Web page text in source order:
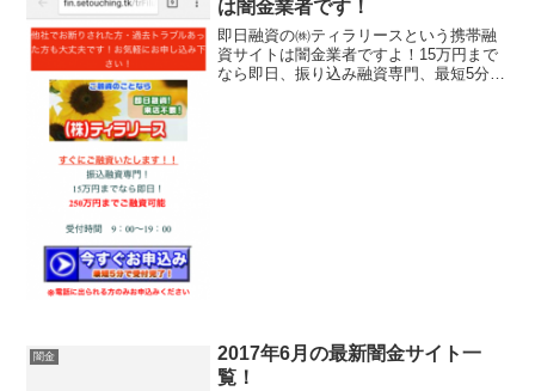
は闇金業者です！
即日融資の㈱ティラリースという携帯融
資サイトは闇金業者ですよ！15万円まで
なら即日、振り込み融資専門、最短5分審
闇金
2017年6月の最新闇金サイト一
覧！